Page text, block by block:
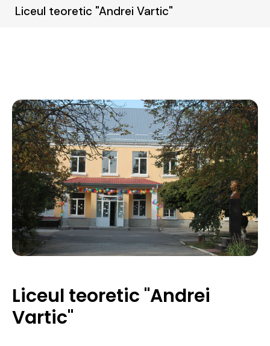
Liceul teoretic "Andrei Vartic"
Liceul teoretic "Andrei
Vartic"